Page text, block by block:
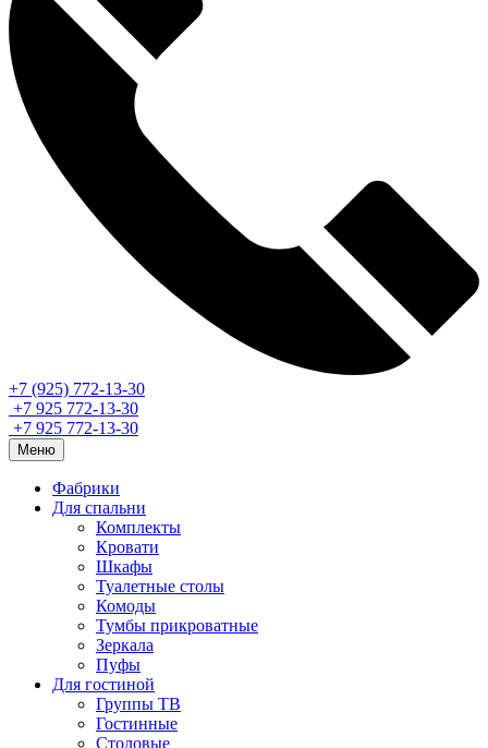
+7 (925) 772-13-30
+7 925 772-13-30
+7 925 772-13-30
Меню
Фабрики
Для спальни
Комплекты
Кровати
Шкафы
Туалетные столы
Комоды
Тумбы прикроватные
Зеркала
Пуфы
Для гостиной
Группы ТВ
Гостинные
Столовые